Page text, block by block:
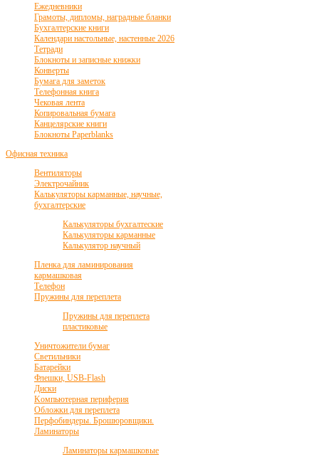
Ежедневники
Грамоты, дипломы, наградные бланки
Бухгалтерские книги
Календари настольные, настенные 2026
Тетради
Блокноты и записные книжки
Конверты
Бумага для заметок
Телефонная книга
Чековая лента
Копировальная бумага
Канцелярские книги
Блокноты Paperblanks
Офисная техника
Вентиляторы
Электрочайник
Калькуляторы карманные, научные,
бухгалтерские
Калькуляторы бухгалтеские
Калькуляторы карманные
Калькулятор научный
Пленка для ламинирования
кармашковая
Телефон
Пружины для переплета
Пружины для переплета
пластиковые
Уничтожители бумаг
Светильники
Батарейки
Флешки, USB-Flash
Диски
Kомпьютерная периферия
Обложки для переплета
Перфобиндеры. Брошюровщики.
Ламинаторы
Ламинаторы кармашковые